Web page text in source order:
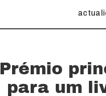
Prémio
para um